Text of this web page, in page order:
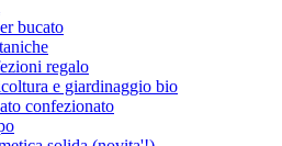
bucato
regalo
e giardinaggio bio
confezionato